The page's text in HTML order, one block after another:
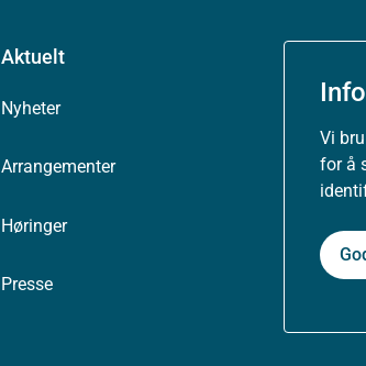
Vi
for å
Aktuelt
Nyheter
Arrangementer
Høringer
Presse